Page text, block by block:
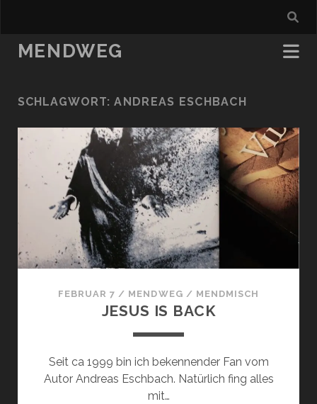
MENDWEG
SCHLAGWORT:ANDREAS ESCHBACH
FEBRUAR 7 / MENDWEG / MENDMISCH
JESUS IS BACK
Seit ca 1999 bin ich bekennender Fan vom
Autor Andreas Eschbach. Natürlich fing alles
mit…